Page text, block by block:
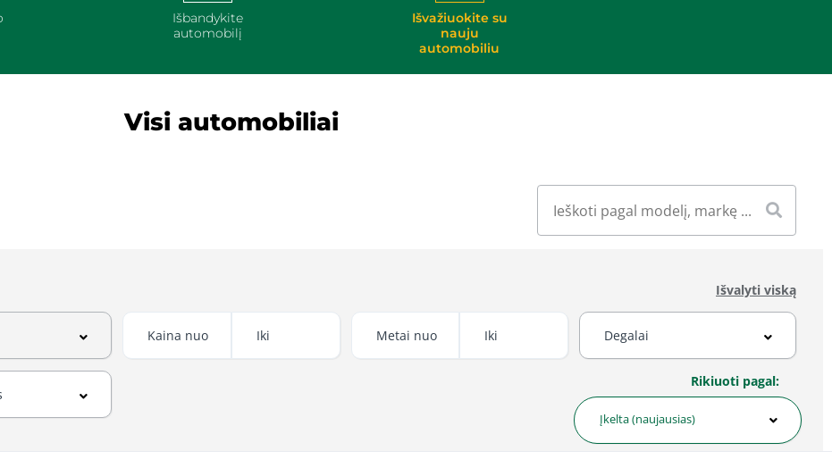
Išbandykite
automobilį
Išvažiuokite su
nauju
automobiliu
Visi automobiliai
Išvalyti viską
Rikiuoti pagal:
Įkelta (naujausias)